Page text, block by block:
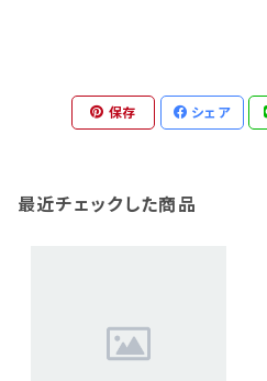
保存 シェア
最近チェックした商品